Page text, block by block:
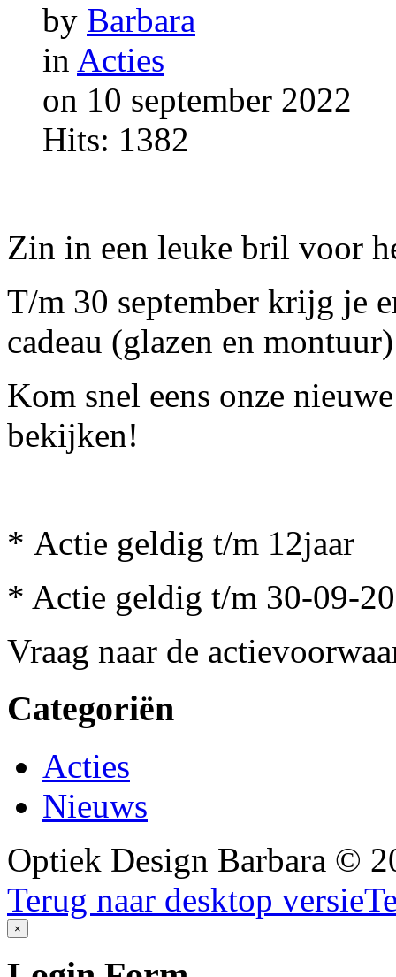
by Barbara
in Acties
on 10 september 2022
Hits: 1382
Zin in een leuke bril voor
T/m 30 september krijg je
cadeau (glazen en montuur)
Kom snel eens onze
bekijken!
* Actie geldig t/m 12jaar
* Actie geldig t/m 30-09-
Vraag naar de
Categoriën
Acties
Nieuws
Optiek Design Barbara ©
Terug naar desktop versie
×